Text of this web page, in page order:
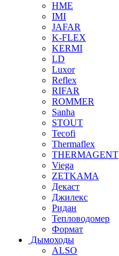
HME
IMI
JAFAR
K-FLEX
KERMI
LD
Luxor
Reflex
RIFAR
ROMMER
Sanha
STOUT
Tecofi
Thermaflex
THERMAGENT
Viega
ZETKAMA
Декаст
Джилекс
Ридан
Тепловодомер
Формат
Дымоходы
ALSO